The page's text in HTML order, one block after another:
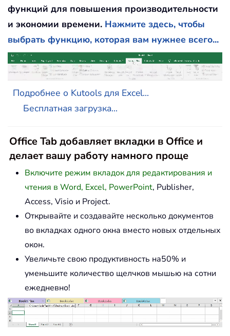
функций для повышения производительности
и экономии времени. Нажмите здесь, чтобы
выбрать функцию, которая вам нужнее всего...
Подробнее о Kutools для Excel...
Бесплатная загрузка...
Office Tab добавляет вкладки в Office и
делает вашу работу намного проще
Включите режим вкладок для редактирования и
чтения в Word, Excel, PowerPoint, Publisher,
Access, Visio и Project.
Открывайте и создавайте несколько документов
во вкладках одного окна вместо новых отдельных
окон.
Увеличьте свою продуктивность на50% и
уменьшите количество щелчков мышью на сотни
ежедневно!